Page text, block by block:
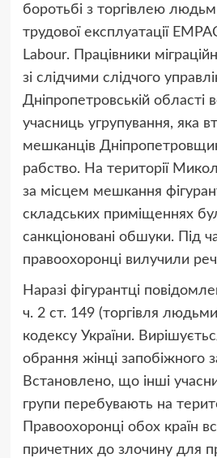
боротьбі з торгівлею
трудової експлуатації
Labour. Працівники
зі слідчими слідчого
Дніпропетровській області
учасниць угрупування, яка
мешканців
рабство. На території
за місцем мешкання
складських приміщеннях
санкціоновані обшуки. Під
правоохоронці вилучили
Наразі фігурантці
ч. 2 ст. 149 (торгівля
кодексу України.
обрання жінці запобіжного
Встановлено, що інші
групи перебувають на
Правоохоронці обох країн
причетних до злочину для